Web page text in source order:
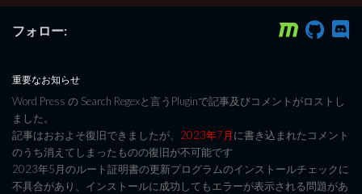
フォロー:
重要なお知らせ
Word Press の Search Regexと言うPluginで記事及びコメントがロストし
ました。
記事はおおよそ復旧できましたが、 2023年7月に書き込まれたコメント
のうち消えてしまったものの復旧が不可能です
2023年5月のルート証明書の更新プログラムのインストールチェックに
不具合があり、インストールに成功してもエラーが表示される問題があ